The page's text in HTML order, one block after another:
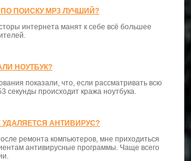
ПОИСКУ MP3 ЛУЧШИЙ?
интернета манят к себе всё большее
НОУТБУК?
показали, что, если рассматривать всю
секунды происходит кража ноутбука.
УДАЛЯЕТСЯ АНТИВИРУС?
ремонта компьютеров, мне приходиться
антивирусные программы. Чаще всего